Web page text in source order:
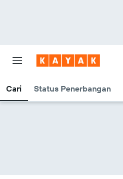
Cari Status Penerbangan